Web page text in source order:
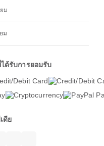
ม
ม
ด้รับการยอมรับ
ดีย